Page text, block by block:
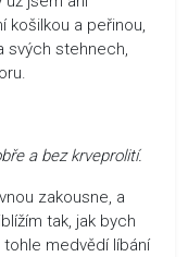
košilkou a peřinou,
svých stehnech,
a bez krveprolití.
zakousne, a
tak, jak bych
medvědí líbání